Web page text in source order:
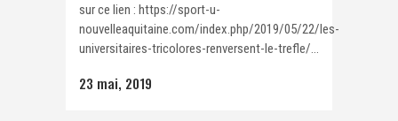
sur ce lien : https://sport-u-
nouvelleaquitaine.com/index.php/2019/05/22/les-
universitaires-tricolores-renversent-le-trefle/...
23 mai, 2019